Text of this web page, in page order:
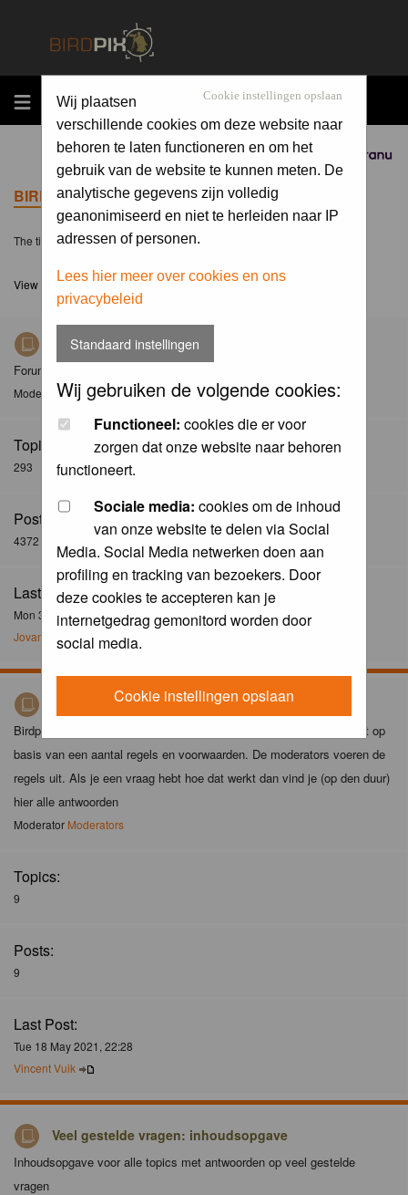
MENU
Sponsored by
Cookie instellingen opslaan
Wij plaatsen
verschillende cookies om deze website naar
behoren te laten functioneren en om het
gebruik van de website te kunnen meten. De
analytische gegevens zijn volledig
geanonimiseerd en niet te herleiden naar IP
adressen of personen.
Lees hier meer over cookies en ons
privacybeleid
Standaard instellingen
Wij gebruiken de volgende cookies:
Functioneel: cookies die er voor
zorgen dat onze website naar behoren
functioneert.
Sociale media: cookies om de inhoud
van onze website te delen via Social
Media. Social Media netwerken doen aan
profiling en tracking van bezoekers. Door
deze cookies te accepteren kan je
internetgedrag gemonitord worden door
social media.
Cookie instellingen opslaan
BIRDPIX.NL FORUM INDEX
The time now is Sat 08 Aug 2026, 9:26
View unanswered posts
Nieuws
Forum met nieuwsberichten over Birdpix
ModeratorModerators
Topics:
293
Posts:
4372
Last Post:
Mon 30 Dec 2024, 21:02
Jovanzo
Birdpix spelregels
Birdpix is niet zomaar een foto-site. Het plaatsen van foto's gebeurt op
basis van een aantal regels en voorwaarden. De moderators voeren de
regels uit. Als je een vraag hebt hoe dat werkt dan vind je (op den duur)
hier alle antwoorden
Moderator Moderators
Topics:
9
Posts:
9
Last Post:
Tue 18 May 2021, 22:28
Vincent Vuik
Veel gestelde vragen: inhoudsopgave
Inhoudsopgave voor alle topics met antwoorden op veel gestelde
vragen